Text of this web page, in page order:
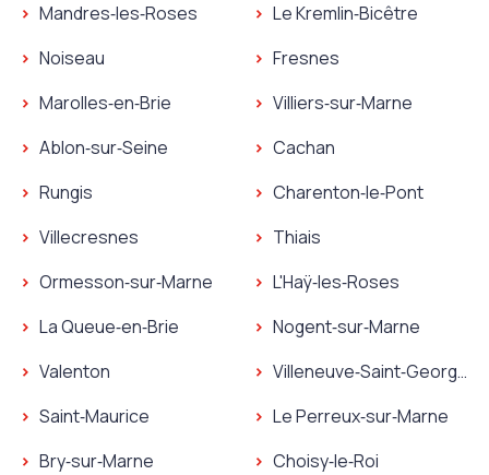
Mandres‑les‑Roses
Noiseau
Marolles‑en‑Brie
Ablon‑sur‑Seine
Rungis
Villecresnes
Ormesson‑sur‑Marne
La Queue‑en‑Brie
Valenton
Saint‑Maurice
Bry‑sur‑Marne
Le Kremlin‑Bicêtre
Fresnes
Villiers‑sur‑Marne
Cachan
Charenton‑le‑Pont
Thiais
L'Haÿ‑les‑Roses
Nogent‑sur‑Marne
Villeneuve‑Saint‑Georges
Le Perreux‑sur‑Marne
Choisy‑le‑Roi